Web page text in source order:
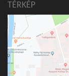
TÉRKÉP